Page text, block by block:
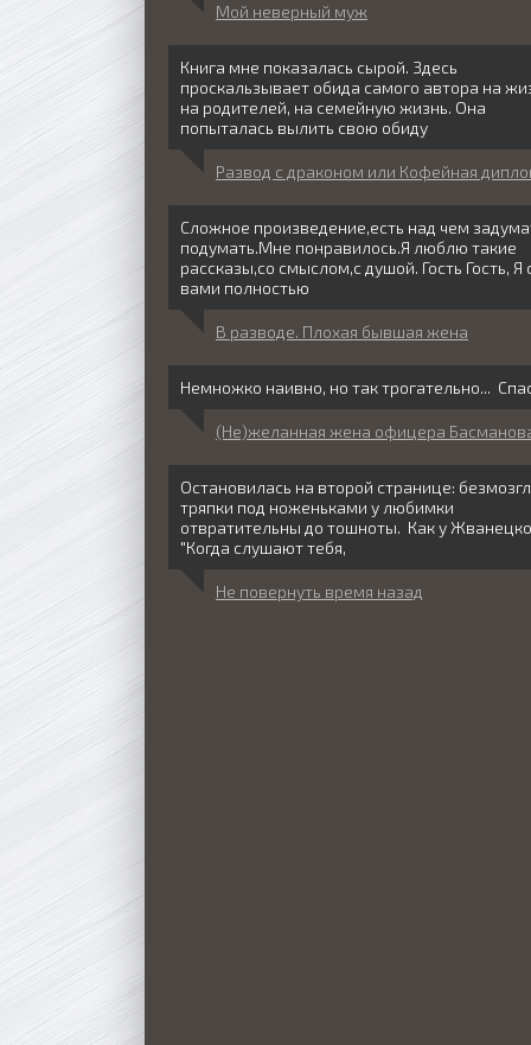
Мой неверный муж
Книга мне показалась сырой. Здесь
проскальзывает обида самого автора на
на родителей, на семейную жизнь. Она
попыталась вылить свою обиду
Развод с драконом или Кофейная
Сложное произведение,есть над чем
подумать.Мне понравилось.Я люблю такие
рассказы,со смыслом,с душой. Гость Гость, Я
вами полностью
В разводе. Плохая бывшая жена
Немножко наивно, но так трогательно...
(Не)желанная жена офицера
Остановилась на второй странице:
тряпки под ноженьками у любимки
отвратительны до тошноты. Как у
"Когда слушают тебя,
Не повернуть время назад